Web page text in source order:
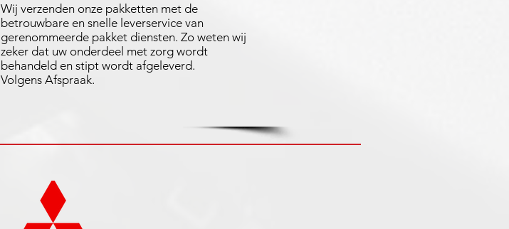
Wij verzenden onze pakketten met de
betrouwbare en snelle leverservice van
gerenommeerde pakket diensten. Zo weten wij
zeker dat uw onderdeel met zorg wordt
behandeld en stipt wordt afgeleverd.
Volgens Afspraak.